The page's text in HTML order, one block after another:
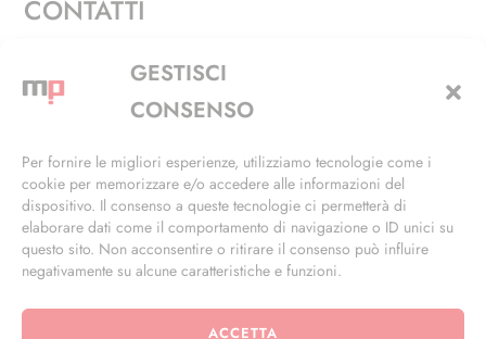
GESTISCI
CONSENSO
Per fornire le migliori esperienze, utilizziamo tecnologie come i
cookie per memorizzare e/o accedere alle informazioni del
dispositivo. Il consenso a queste tecnologie ci permetterà di
elaborare dati come il comportamento di navigazione o ID unici su
questo sito. Non acconsentire o ritirare il consenso può influire
negativamente su alcune caratteristiche e funzioni.
ACCETTA
CONTATTI
Via Alfieri, 27 - Trezzano Sul Naviglio (MI)
+39 02 4846 3155
info@masterphil.it